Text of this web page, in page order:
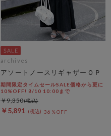
archives
アソートノースリギャザーＯＰ
期間限定タイムセールSALE価格から更に
10%OFF! 8/10 10:00まで
￥5,891 36％OFF
￥9,350